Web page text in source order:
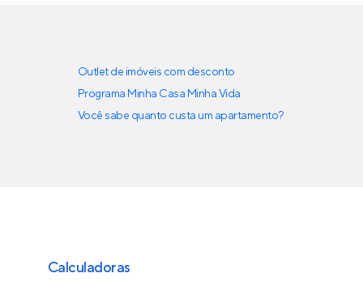
Outlet de imóveis com desconto
Programa Minha Casa Minha Vida
Você sabe quanto custa um apartamento?
Calculadoras